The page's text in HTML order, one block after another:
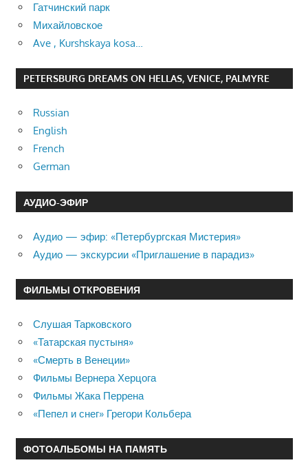
Гатчинский парк
Михайловское
Ave , Kurshskaya kosa…
PETERSBURG DREAMS ON HELLAS, VENICE, PALMYRE
Russian
English
French
German
АУДИО-ЭФИР
Аудио — эфир: «Петербургская Мистерия»
Аудио — экскурсии «Приглашение в парадиз»
ФИЛЬМЫ ОТКРОВЕНИЯ
Слушая Тарковского
«Татарская пустыня»
«Смерть в Венеции»
Фильмы Вернера Херцога
Фильмы Жака Перрена
«Пепел и снег» Грегори Кольбера
ФОТОАЛЬБОМЫ НА ПАМЯТЬ